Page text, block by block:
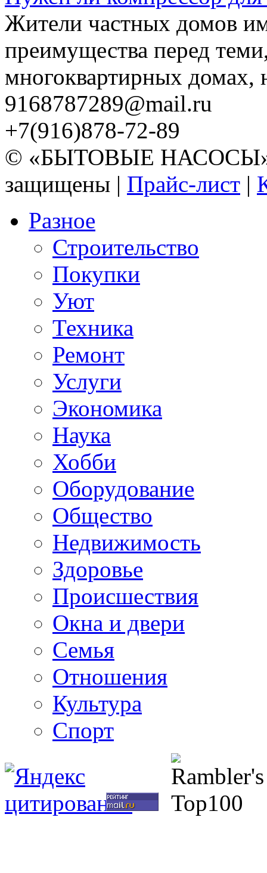
Жители частных домов
преимущества перед
многоквартирных домах,
9168787289@mail.ru
+7(916)878-72-89
© «БЫТОВЫЕ НАСОСЫ»
защищены | Прайс-лист |
Разное
Строительство
Покупки
Уют
Техника
Ремонт
Услуги
Экономика
Наука
Хобби
Оборудование
Общество
Недвижимость
Здоровье
Происшествия
Окна и двери
Семья
Отношения
Культура
Спорт